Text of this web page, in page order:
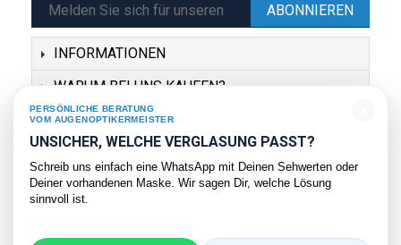
ABONNIEREN
INFORMATIONEN
WARUM BEI UNS KAUFEN?
SERVICE
KONTAKT
PERSÖNLICHE BERATUNG
VOM AUGENOPTIKERMEISTER
UNSICHER, WELCHE VERGLASUNG PASST?
Schreib uns einfach eine WhatsApp mit Deinen Sehwerten oder
Deiner vorhandenen Maske. Wir sagen Dir, welche Lösung
sinnvoll ist.